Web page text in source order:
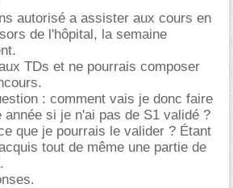
autorisé a assister aux cours en
de l'hôpital, la semaine
TDs et ne pourrais composer
: comment vais je donc faire
année si je n'ai pas de S1 validé ?
que je pourrais le valider ? Étant
tout de même une partie de